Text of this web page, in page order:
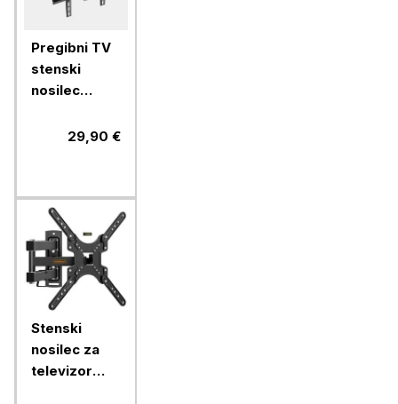
Pregibni TV
stenski
nosilec
56'', do 45
29,90 €
Stenski
nosilec za
televizor